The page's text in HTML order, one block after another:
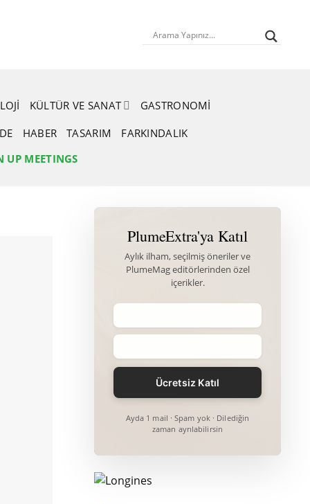
KÜLTÜR VE SANAT
GASTRONOMI
HABER TASARIM
FARKINDALIK
UP MEETINGS
PlumeExtra'ya Katıl
Aylık ilham, seçilmiş öneriler ve
PlumeMag editörlerinden özel
içerikler.
Ayda 1 mail · Spam yok · Dilediğin
zaman ayrılabilirsin